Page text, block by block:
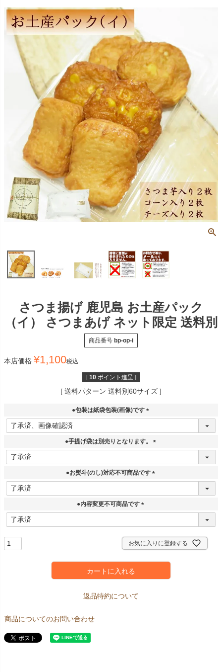
さつま揚げ 鹿児島 お土産パック
（イ） さつまあげ ネット限定 送料別
商品番号 bp-op-i
本店価格 ¥1,100税込
[ 10 ポイント進呈 ]
送料パターン 送料別60サイズ
●包装は紙袋包装(画像)です
(
須
●手提げ袋は別売りとなります。
(
須
●お熨斗(のし)対応不可商品です
(
●内容変更不可商品です
(
)
お気に入りに登録する
カートに入れる
返品特約について
商品についてのお問い合わせ